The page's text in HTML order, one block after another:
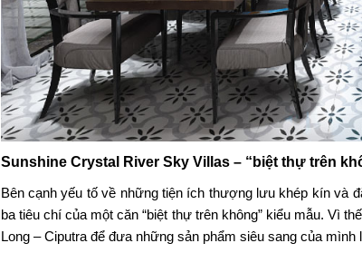
Sunshine Crystal River Sky Villas– “biệt thự trên
Bên cạnh yếu tố về những tiện ích thượng lưu khép kín và
ba tiêu chí của một căn “biệt thự trên không” kiểu mẫu. Vì
Long – Ciputra để đưa những sản phẩm siêu sang của mình